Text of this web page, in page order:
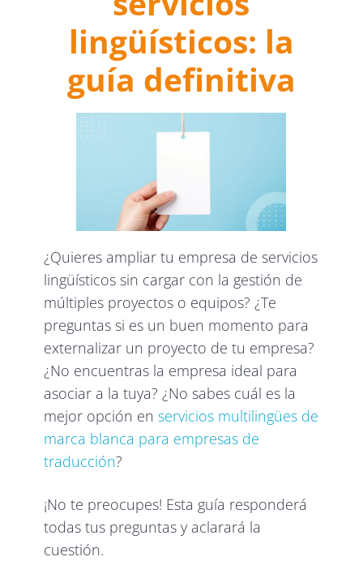
lingüísticos: la
guía definitiva
¿Quieres ampliar tu empresa de servicios
lingüísticos sin cargar con la gestión de
múltiples proyectos o equipos? ¿Te
preguntas si es un buen momento para
externalizar un proyecto de tu empresa?
¿No encuentras la empresa ideal para
asociar a la tuya? ¿No sabes cuál es la
mejor opción en servicios multilingües de
marca blanca para empresas de
traducción?
¡No te preocupes! Esta guía responderá
todas tus preguntas y aclarará la
cuestión.